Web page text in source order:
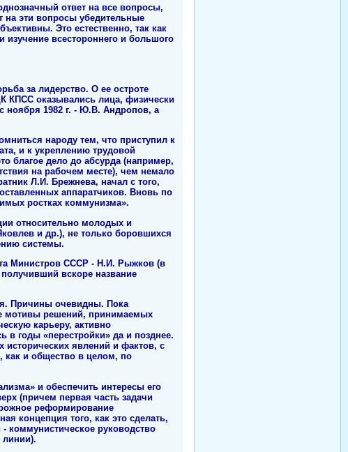
ответ на все вопросы,
на эти вопросы убедительные
Это естественно, так как
всестороннего и большого
за лидерство. О ее остроте
КПСС оказывались лица, физически
ноября 1982 г. - Ю.В. Андропов, а
народу тем, что приступил к
и к укреплению трудовой
благое дело до абсурда (например,
на рабочем месте), чем немало
Л.И. Брежнева, начал с того,
аппаратчиков. Вновь по
ростках коммунизма».
относительно молодых и
и др.), не только боровшихся
системы.
Министров СССР - Н.И. Рыжков (в
вскоре название
Причины очевидны. Пока
мотивы решений, принимаемых
карьеру, активно
в годы «перестройки» да и позднее.
явлений и фактов, с
как и общество в целом, по
и обеспечить интересы его
(причем первая часть задачи
реформирование
концепция того, как это сделать,
коммунистическое руководство
линии).